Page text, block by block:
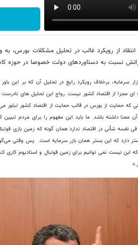
با انتقاد از رویکرد غالب در تحلیل مشکلات
نسبت به دستاوردهای دولت خصوصا در حوزه
سرمایه، برخلاف رویکرد رایج در تحلیل آن که بر این
مجزا از اقتصاد کشور نیست. رواج این تحلیل های نادرست
که حمایت از بورس در قالب حمایت از اقتصاد کشور تبلور
معنا داشته باشد. ما باید این مفهوم را برای مردم
نفسه شأنی در اقتصاد ندارد همان گونه که زمین بازی
بستر دارد که این بستر همان بازر سرمایه است. پس وقتی
این نیست نمی توانیم برای زمین فوتبال و استادیوم